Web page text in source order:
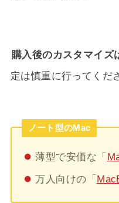
購入後のカスタマイズ
定は慎重に行ってくだ
ノート型のMac
薄型で安価な「
万人向けの「